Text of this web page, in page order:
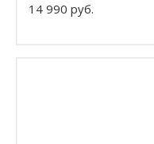
14 990 руб.